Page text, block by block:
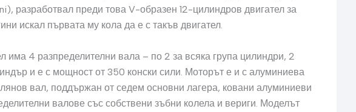
разработвал преди това V-образен 12-цилиндров двигател за
искал първата му кола да е с такъв двигател.
има 4 разпределителни вала – по 2 за всяка група цилиндри, 2
и е с мощност от 350 конски сили. Моторът е и с алуминиева
вал, поддържан от седем основни лагера, ковани алуминиеви
валове със собствени зъбни колела и вериги. Моделът